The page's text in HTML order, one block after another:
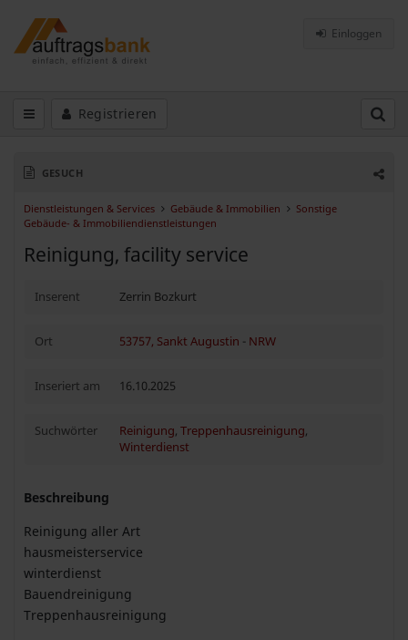
Einloggen
Registrieren
GESUCH
Dienstleistungen & Services Gebäude & Immobilien
Sonstige
Gebäude- & Immobiliendienstleistungen
Reinigung, facility service
Inserent Zerrin Bozkurt
Ort 53757, Sankt Augustin - NRW
Inseriert am 16.10.2025
Suchwörter Reinigung, Treppenhausreinigung,
Winterdienst
Beschreibung
Reinigung aller Art
hausmeisterservice
winterdienst
Bauendreinigung
Treppenhausreinigung